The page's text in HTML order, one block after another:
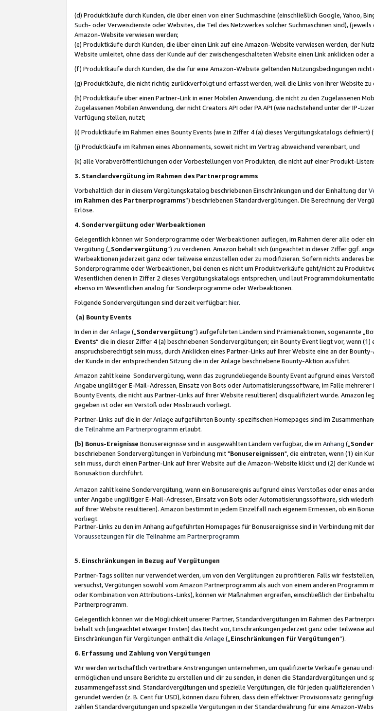
(d) Produktkäufe durch Kunden, die über einen von einer Suchmaschine (einschließlich Google, Yahoo,
Such- oder Verweisdienste oder Websites, die Teil des Netzwerkes solcher Suchmaschinen sind), (jeweils
Amazon-Website verwiesen werden;
(e) Produktkäufe durch Kunden, die über einen Link auf eine Amazon-Website verwiesen werden, der
Website umleitet, ohne dass der Kunde auf der zwischengeschalteten Website einen Link anklicken oder
(f) Produktkäufe durch Kunden, die die für eine Amazon-Website geltenden Nutzungsbedingungen nicht
(g) Produktkäufe, die nicht richtig zurückverfolgt und erfasst werden, weil die Links von Ihrer Website
(h) Produktkäufe über einen Partner-Link in einer Mobilen Anwendung, die nicht zu den Zugelassenen
Zugelassenen Mobilen Anwendung, der nicht Creators API oder PA API (wie nachstehend unter der IP-
Verfügung stellen, nutzt;
(i) Produktkäufe im Rahmen eines Bounty Events (wie in Ziffer 4 (a) dieses Vergütungskatalogs
(j) Produktkäufe im Rahmen eines Abonnements, soweit nicht im Vertrag abweichend vereinbart, und
(k) alle Vorabveröffentlichungen oder Vorbestellungen von Produkten, die nicht auf einer Produkt-
3. Standardvergütung im Rahmen des Partnerprogramms
Vorbehaltlich der in diesem Vergütungskatalog beschriebenen Einschränkungen und der Einhaltung der
im Rahmen des Partnerprogramms“) beschriebenen Standardvergütungen. Die Berechnung der
Erlöse.
4. Sondervergütung oder Werbeaktionen
Gelegentlich können wir Sonderprogramme oder Werbeaktionen auflegen, im Rahmen derer alle oder
Vergütung („ Sondervergütung”) zu verdienen. Amazon behält sich (ungeachtet in dieser Ziffer ggf.
Werbeaktionen jederzeit ganz oder teilweise einzustellen oder zu modifizieren. Sofern nichts anderes
Sonderprogramme oder Werbeaktionen, bei denen es nicht um Produktverkäufe geht/nicht zu
Wesentlichen denen in Ziffer 2 dieses Vergütungskatalogs entsprechen, und laut
ebenso im Wesentlichen analog für Sonderprogramme oder Werbeaktionen.
Folgende Sondervergütungen sind derzeit verfügbar: hier.
(a) Bounty Events
In den in derAnlage („ Sondervergütung“) aufgeführten Ländern sind Prämienaktionen, sogenannte
Events“ die in dieser Ziffer 4 (a) beschriebenen Sondervergütungen; ein Bounty Event liegt vor, wenn
anspruchsberechtigt sein muss, durch Anklicken eines Partner-Links auf Ihrer Website eine an der
der Kunde in der entsprechenden Sitzung die in der Anlage beschriebene Bounty-Aktion ausführt.
Amazon zahlt keine Sondervergütung, wenn das zugrundeliegende Bounty Event aufgrund eines
Angabe ungültiger E-Mail-Adressen, Einsatz von Bots oder Automatisierungssoftware, im Falle
Bounty Events, die nicht aus Partner-Links auf Ihrer Website resultieren) disqualifiziert wurde. Amazon
gegeben ist oder ein Verstoß oder Missbrauch vorliegt.
Partner-Links auf die in der Anlage aufgeführten Bounty-spezifischen Homepages sind im
die Teilnahme am Partnerprogramm erlaubt.
(b) Bonus-Ereignisse Bonusereignisse sind in ausgewählten Ländern verfügbar, die im Anhang („
beschriebenen Sondervergütungen in Verbindung mit "Bonusereignissen", die eintreten, wenn (1) ein
sein muss, durch einen Partner-Link auf Ihrer Website auf die Amazon-Website klickt und (2) der Kunde
Bonusaktion durchführt.
Amazon zahlt keine Sondervergütung, wenn ein Bonusereignis aufgrund eines Verstoßes oder eines
unter Angabe ungültiger E-Mail-Adressen, Einsatz von Bots oder Automatisierungssoftware, sich
auf Ihrer Website resultieren). Amazon bestimmt in jedem Einzelfall nach eigenem Ermessen, ob ein
vorliegt.
Partner-Links zu den im Anhang aufgeführten Homepages für Bonusereignisse sind in Verbindung mit
Voraussetzungen für die Teilnahme am Partnerprogramm.
5. Einschränkungen in Bezug auf Vergütungen
Partner-Tags sollten nur verwendet werden, um von den Vergütungen zu profitieren. Falls wir
versuchst, Vergütungen sowohl vom Amazon Partnerprogramm als auch von einem anderen
oder Kombination von Attributions-Links), können wir Maßnahmen ergreifen, einschließlich der
Partnerprogramm.
Gelegentlich können wir die Möglichkeit unserer Partner, Standardvergütungen im Rahmen des
behält sich (ungeachtet etwaiger Fristen) das Recht vor, Einschränkungen jederzeit ganz oder teilweise
Einschränkungen für Vergütungen enthält die Anlage („ Einschränkungen für Vergütungen“).
6. Erfassung und Zahlung von Vergütungen
Wir werden wirtschaftlich vertretbare Anstrengungen unternehmen, um qualifizierte Verkäufe genau
ermöglichen und unsere Berichte zu erstellen und dir zu senden, in denen die Standardvergütungen und
zusammengefasst sind. Standardvergütungen und spezielle Vergütungen, die für jeden
gerundet werden (z. B. Cent für USD), können dazu führen, dass dein effektiver Provisionssatz
zahlen Standardvergütungen und spezielle Vergütungen in der Standardwährung für eine Amazon-